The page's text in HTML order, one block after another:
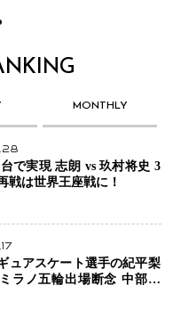
MONTHLY
で実現 志朗 vs 玖村将史 3
戦は世界王座戦に！
ュアスケート選手の紀平梨
ラノ五輪出場断念 中部選
発表「安全最優先の判断」